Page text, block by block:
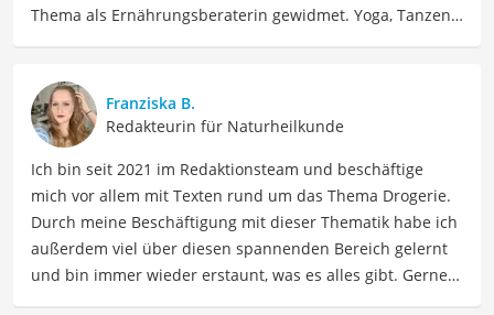
Thema als Ernährungsberaterin gewidmet. Yoga, Tanzen,
genießt. Jenny ist schon allein um die Welt gereist. Heute
findet sie Ausgleich bei Yoga und Tanzen, auch als
Lehrerin, und interessiert sich viel für Südamerika und
Schamanismus.
Der Moqui-Marbles-Vergleich ist aus unserer Sicht
besonders empfehlenswert für Naturheilkunde-
Enthusiast*innen.
Franziska B.
Redakteurin für Naturheilkunde
Ich bin seit 2021 im Redaktionsteam und beschäftige
mich vor allem mit Texten rund um das Thema Drogerie.
Durch meine Beschäftigung mit dieser Thematik habe ich
außerdem viel über diesen spannenden Bereich gelernt
und bin immer wieder erstaunt, was es alles gibt. Gerne